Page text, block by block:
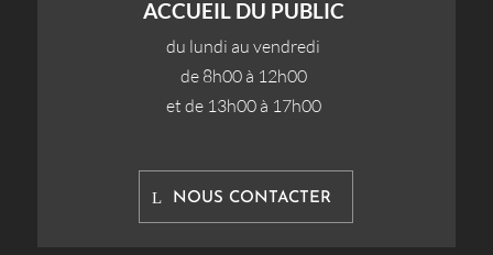
ACCUEIL DU PUBLIC
du lundi au vendredi
de 8h00 à 12h00
et de 13h00 à 17h00
NOUS CONTACTER